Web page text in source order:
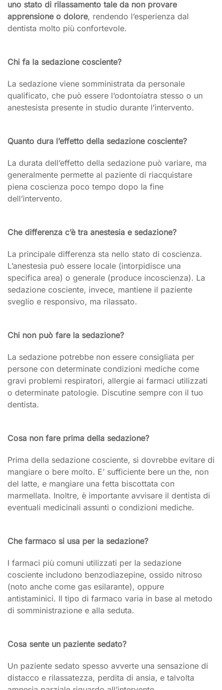
uno stato di rilassamento tale da non provare
apprensione o dolore, rendendo l’esperienza dal
dentista molto più confortevole.
Chi fa la sedazione cosciente?
La sedazione viene somministrata da personale
qualificato, che può essere l’odontoiatra stesso o un
anestesista presente in studio durante l’intervento.
Quanto dura l’effetto della sedazione cosciente?
La durata dell’effetto della sedazione può variare, ma
generalmente permette al paziente di riacquistare
piena coscienza poco tempo dopo la fine
dell’intervento.
Che differenza c’è tra anestesia e sedazione?
La principale differenza sta nello stato di coscienza.
L’anestesia può essere locale (intorpidisce una
specifica area) o generale (produce incoscienza). La
sedazione cosciente, invece, mantiene il paziente
sveglio e responsivo, ma rilassato.
Chi non può fare la sedazione?
La sedazione potrebbe non essere consigliata per
persone con determinate condizioni mediche come
gravi problemi respiratori, allergie ai farmaci utilizzati
o determinate patologie. Discutine sempre con il tuo
dentista.
Cosa non fare prima della sedazione?
Prima della sedazione cosciente, si dovrebbe evitare di
mangiare o bere molto. E’ sufficiente bere un the, non
del latte, e mangiare una fetta biscottata con
marmellata. Inoltre, è importante avvisare il dentista di
eventuali medicinali assunti o condizioni mediche.
Che farmaco si usa per la sedazione?
I farmaci più comuni utilizzati per la sedazione
cosciente includono benzodiazepine, ossido nitroso
(noto anche come gas esilarante), oppure
antistaminici. Il tipo di farmaco varia in base al metodo
di somministrazione e alla seduta.
Cosa sente un paziente sedato?
Un paziente sedato spesso avverte una sensazione di
distacco e rilassatezza, perdita di ansia, e talvolta